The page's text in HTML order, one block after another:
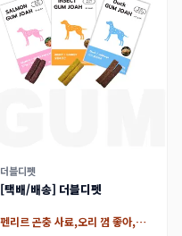
더블디펫
[택배/배송] 더블디펫
펜리르 곤충 사료,오리 껌 좋아,연어 껌 좋아,밀웜 껌 좋아